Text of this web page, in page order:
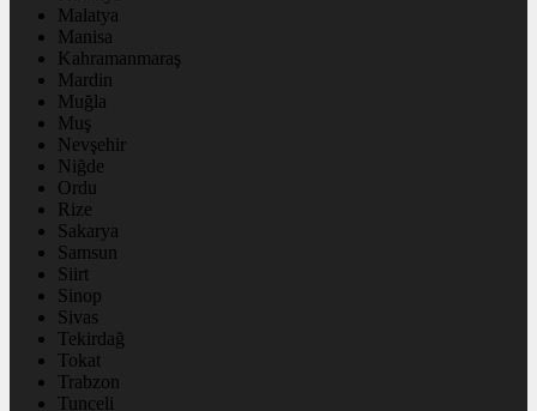
Malatya
Manisa
Kahramanmaraş
Mardin
Muğla
Muş
Nevşehir
Niğde
Ordu
Rize
Sakarya
Samsun
Siirt
Sinop
Sivas
Tekirdağ
Tokat
Trabzon
Tunceli